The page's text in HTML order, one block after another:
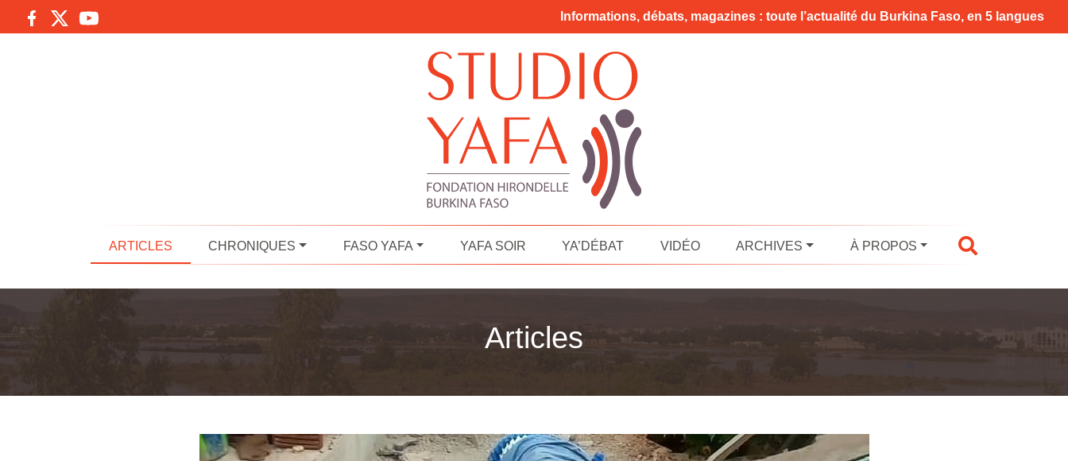
Informations, débats, magazines : toute l’actualité du Burkina Faso, en 5 langues
ARTICLES CHRONIQUES FASO YAFA YAFA SOIR YA’DÉBAT VIDÉO ARCHIVES À PROPOS
Articles